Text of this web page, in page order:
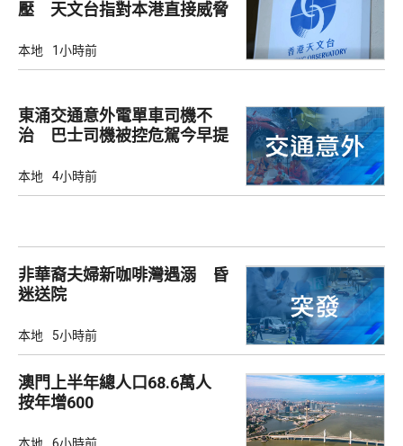
壓 天文台指對本港直接威脅
本地 1小時前
東涌交通意外電單車司機不
治 巴士司機被控危駕今早提
本地 4小時前
非華裔夫婦新咖啡灣遇溺 昏
迷送院
本地 5小時前
澳門上半年總人口68.6萬人
按年增600